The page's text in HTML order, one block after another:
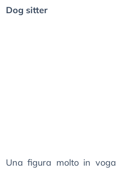
Dog sitter
Una figura molto in